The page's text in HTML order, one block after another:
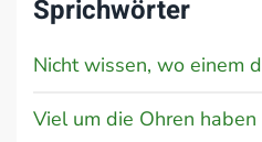
Sprichwörter
Nicht wissen, wo einem
Viel um die Ohren haben